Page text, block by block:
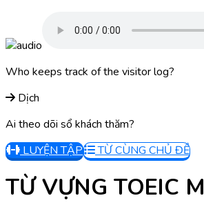
Who keeps track of the visitor log?
Dịch
Ai theo dõi sổ khách thăm?
LUYỆN TẬP
TỪ CÙNG CHỦ ĐỀ
TỪ VỰNG TOEIC